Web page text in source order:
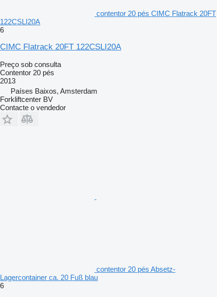
contentor 20 pés CIMC Flatrack 20FT
122CSLI20A
6
CIMC Flatrack 20FT 122CSLI20A
Preço sob consulta
Contentor 20 pés
2013
Países Baixos, Amsterdam
Forkliftcenter BV
Contacte o vendedor
contentor 20 pés Absetz-
Lagercontainer ca. 20 Fuß blau
6